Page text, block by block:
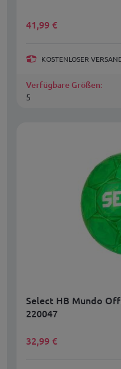
41,99 €
KOSTENLOSER
Verfügbare Größen:
5
Select HB Mundo
220047
32,99 €